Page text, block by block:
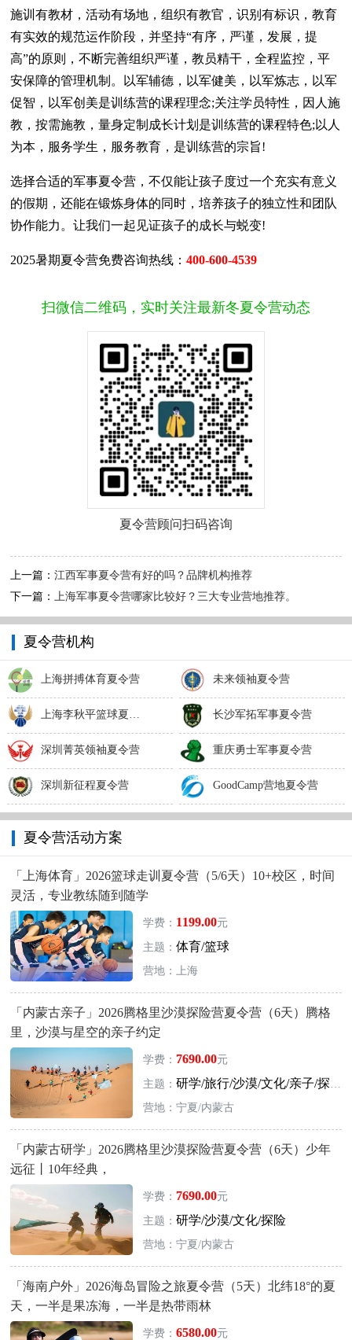
施训有教材，活动有场地，组织有教官，识别有标识，教育
有实效的规范运作阶段，并坚持“有序，严谨，发展，提
高”的原则，不断完善组织严谨，教员精干，全程监控，平
安保障的管理机制。以军辅德，以军健美，以军炼志，以军
促智，以军创美是训练营的课程理念;关注学员特性，因人施
教，按需施教，量身定制成长计划是训练营的课程特色;以人
为本，服务学生，服务教育，是训练营的宗旨!
选择合适的军事夏令营，不仅能让孩子度过一个充实有意义
的假期，还能在锻炼身体的同时，培养孩子的独立性和团队
协作能力。让我们一起见证孩子的成长与蜕变!
2025暑期夏令营免费咨询热线：400-600-4539
扫微信二维码，实时关注最新冬夏令营动态
夏令营顾问扫码咨询
上一篇：江西军事夏令营有好的吗？品牌机构推荐
下一篇：
上海军事夏令营哪家比较好？三大专业营地推荐。
夏令营机构
上海拼搏体育夏令营 未来领袖夏令营
长沙军拓军事夏令营
深圳菁英领袖夏令营 重庆勇士军事夏令营
深圳新征程夏令营 GoodCamp营地夏令营
夏令营活动方案
「上海体育」2026篮球走训夏令营（5/6天）10+校区，时间
灵活，专业教练随到随学
学费： 1199.00元
主题： 体育/篮球
营地：上海
「内蒙古亲子」2026腾格里沙漠探险营夏令营（6天）腾格
里，沙漠与星空的亲子约定
学费： 7690.00元
主题： 研学/旅行/沙漠/文化/亲子/探险
营地：宁夏/内蒙古
「内蒙古研学」2026腾格里沙漠探险营夏令营（6天）少年
远征丨10年经典，
学费： 7690.00元
主题： 研学/沙漠/文化/探险
营地：宁夏/内蒙古
「海南户外」2026海岛冒险之旅夏令营（5天）北纬18°的夏
天，一半是果冻海，一半是热带雨林
学费： 6580.00元